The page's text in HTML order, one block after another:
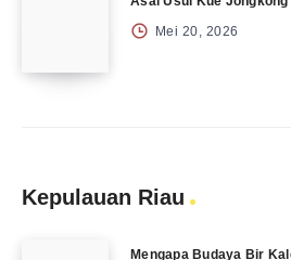
Mei 20, 2026
Kepulauan Riau
Mengapa Budaya Bir